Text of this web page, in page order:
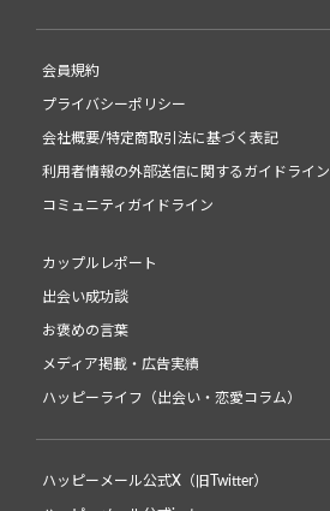
会員規約
プライバシーポリシー
会社概要/特定商取引法に基づく表記
利用者情報の外部送信に関するガイドライン
コミュニティガイドライン
カップルレポート
出会い成功談
お褒めの言葉
メディア掲載・広告実績
ハッピーライフ（出会い・恋愛コラム）
ハッピーメール公式X（旧Twitter）